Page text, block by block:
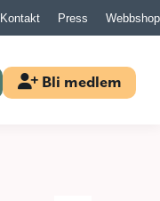
Kontakt Press Webbshop
Bli medlem
Bli medlem